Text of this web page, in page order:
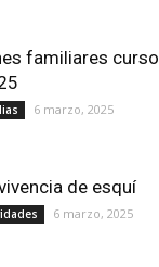
familiares curso
6 marzo, 2025
de esquí
6 marzo, 2025